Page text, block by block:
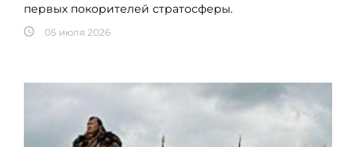
первых покорителей стратосферы.
05 июля 2026